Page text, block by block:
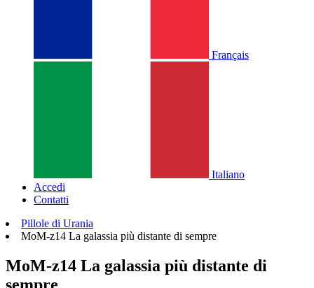
Français
Italiano
Accedi
Contatti
Pillole di Urania
MoM-z14 La galassia più distante di sempre
MoM-z14 La galassia più distante di